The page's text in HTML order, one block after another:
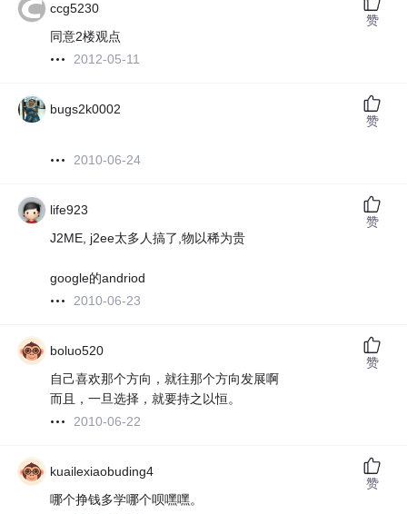
ccg5230
同意2楼观点
2012-05-11
赞
bugs2k0002
2010-06-24
赞
life923
J2ME, j2ee太多人搞了,物以稀为贵
google的andriod
2010-06-23
赞
boluo520
自己喜欢那个方向，就往那个方向发展啊
而且，一旦选择，就要持之以恒。
2010-06-22
赞
kuailexiaobuding4
哪个挣钱多学哪个呗嘿嘿。
赞